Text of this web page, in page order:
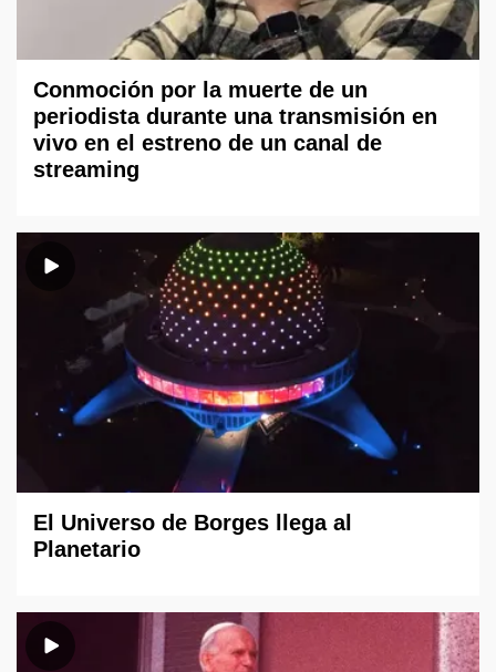
Conmoción por la muerte de un
periodista durante una transmisión en
vivo en el estreno de un canal de
streaming
El Universo de Borges llega al
Planetario